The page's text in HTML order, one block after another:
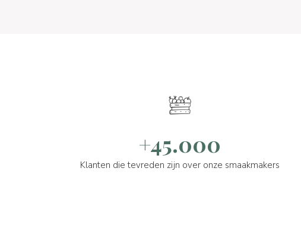
+45.000
Klanten die tevreden zijn over onze smaakmakers